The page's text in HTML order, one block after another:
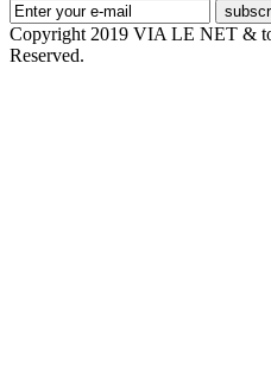
Copyright 2019 VIA LE NET &
Reserved.